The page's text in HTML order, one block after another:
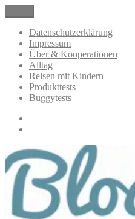
Inhalt
springen
BloggerMumOf3Boys Mamablog
Mamablog über das Leben mit
Alltagsthemen
Datenschutzerklärung
Impressum
Über & Kooperationen
Alltag
Reisen mit Kindern
Produkttests
Buggytests